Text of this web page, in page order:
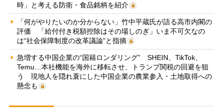
時」と考える防衛・食品銘柄を紹介
「何がやりたいのか分からない」竹中平蔵氏が語る高市内閣の
評価 「給付付き税額控除はその場しのぎ」いま不可欠なの
は“社会保障制度の改革議論”と指摘
急増する中国企業の“国籍ロンダリング” SHEIN、TikTok、
Temu…本社機能を海外に移転させ、トランプ関税の回避を狙
う 現地人を隠れ蓑にした中国企業の農業参入・土地取得への
懸念も